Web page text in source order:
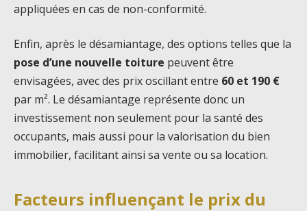
appliquées en cas de non-conformité.
Enfin, après le désamiantage, des options telles que la
pose d’une nouvelle toiture peuvent être
envisagées, avec des prix oscillant entre 60 et 190 €
par m². Le désamiantage représente donc un
investissement non seulement pour la santé des
occupants, mais aussi pour la valorisation du bien
immobilier, facilitant ainsi sa vente ou sa location.
Facteurs influençant le prix du